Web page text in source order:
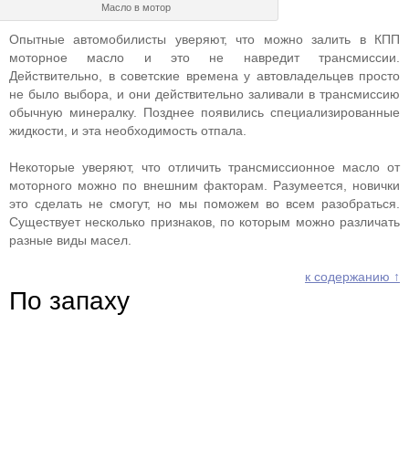
Масло в мотор
Опытные автомобилисты уверяют, что можно залить в КПП
моторное масло и это не навредит трансмиссии.
Действительно, в советские времена у автовладельцев просто
не было выбора, и они действительно заливали в трансмиссию
обычную минералку. Позднее появились специализированные
жидкости, и эта необходимость отпала.
Некоторые уверяют, что отличить трансмиссионное масло от
моторного можно по внешним факторам. Разумеется, новички
это сделать не смогут, но мы поможем во всем разобраться.
Существует несколько признаков, по которым можно различать
разные виды масел.
к содержанию ↑
По запаху